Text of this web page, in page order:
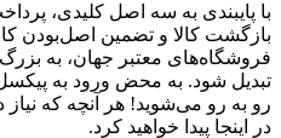
بازگشت کالا و تضمین اصل‌بودن
فروشگاه‌های معتبر جهان، به
تبدیل شود. به محض ورود به
رو به رو می‌شوید! هر آنچه که
در اینجا پیدا خواهید کرد.